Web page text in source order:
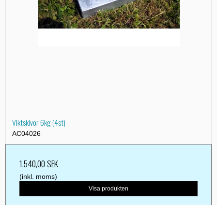
Viktskivor 6kg (4st)
AC04026
1.540,00 SEK
(inkl. moms)
Visa produkten